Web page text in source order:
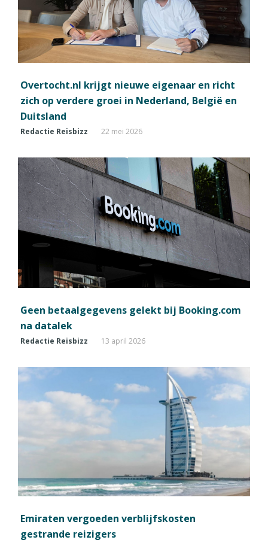
Overtocht.nl krijgt nieuwe eigenaar en richt
zich op verdere groei in Nederland, België en
Duitsland
Redactie Reisbizz 22 mei 2026
Geen betaalgegevens gelekt bij Booking.com
na datalek
Redactie Reisbizz 13 april 2026
Emiraten vergoeden verblijfskosten
gestrande reizigers